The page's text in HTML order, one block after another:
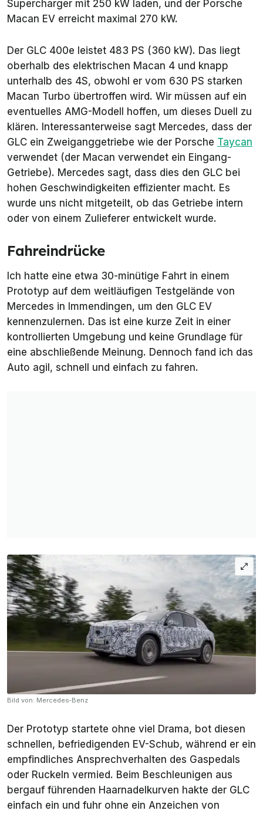
Supercharger mit 250 kW laden, und der Porsche
Macan EV erreicht maximal 270 kW.
Der GLC 400e leistet 483 PS (360 kW). Das liegt
oberhalb des elektrischen Macan 4 und knapp
unterhalb des 4S, obwohl er vom 630 PS starken
Macan Turbo übertroffen wird. Wir müssen auf ein
eventuelles AMG-Modell hoffen, um dieses Duell zu
klären. Interessanterweise sagt Mercedes, dass der
GLC ein Zweiganggetriebe wie der Porsche Taycan
verwendet (der Macan verwendet ein Eingang-
Getriebe). Mercedes sagt, dass dies den GLC bei
hohen Geschwindigkeiten effizienter macht. Es
wurde uns nicht mitgeteilt, ob das Getriebe intern
oder von einem Zulieferer entwickelt wurde.
Fahreindrücke
Ich hatte eine etwa 30-minütige Fahrt in einem
Prototyp auf dem weitläufigen Testgelände von
Mercedes in Immendingen, um den GLC EV
kennenzulernen. Das ist eine kurze Zeit in einer
kontrollierten Umgebung und keine Grundlage für
eine abschließende Meinung. Dennoch fand ich das
Auto agil, schnell und einfach zu fahren.
Bild von: Mercedes-Benz
Der Prototyp startete ohne viel Drama, bot diesen
schnellen, befriedigenden EV-Schub, während er ein
empfindliches Ansprechverhalten des Gaspedals
oder Ruckeln vermied. Beim Beschleunigen aus
bergauf führenden Haarnadelkurven hakte der GLC
einfach ein und fuhr ohne ein Anzeichen von